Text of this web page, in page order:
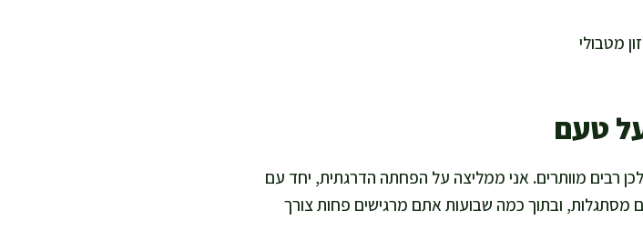
מטבולי
טעם
רבים מוותרים. אני ממליצה על הפחתה הדרגתית, יחד עם
מסתגלות, ובתוך כמה שבועות אתם מרגישים פחות צורך